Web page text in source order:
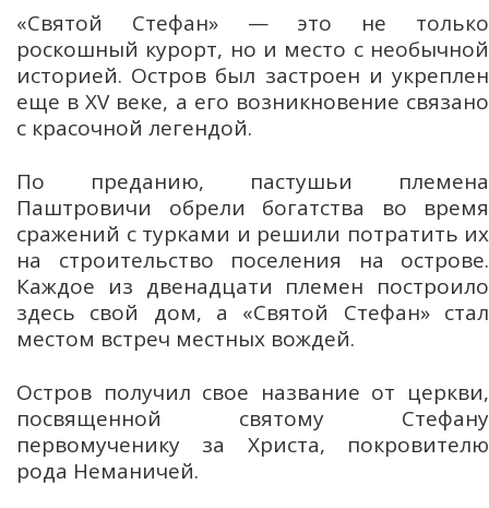
«Святой Стефан» — это не только
роскошный курорт, но и место с необычной
историей. Остров был застроен и укреплен
еще в XV веке, а его возникновение связано
с красочной легендой.
По преданию, пастушьи племена
Паштровичи обрели богатства во время
сражений с турками и решили потратить их
на строительство поселения на острове.
Каждое из двенадцати племен построило
здесь свой дом, а «Святой Стефан» стал
местом встреч местных вождей.
Остров получил свое название от церкви,
посвященной святому Стефану
первомученику за Христа, покровителю
рода Неманичей.